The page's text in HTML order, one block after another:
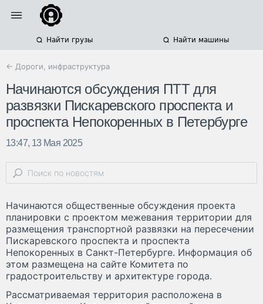
Найти грузы Найти машины
← Дороги, инфраструктура
Начинаются обсуждения ПТТ для
развязки Пискаревского проспекта и
проспекта Непокоренных в Петербурге
13:47, 13 Мая 2025
Начинаются общественные обсуждения проекта
планировки с проектом межевания территории для
размещения транспортной развязки на пересечении
Пискаревского проспекта и проспекта
Непокоренных в Санкт-Петербурге. Информация об
этом размещена на сайте Комитета по
градостроительству и архитектуре города.
Рассматриваемая территория расположена в